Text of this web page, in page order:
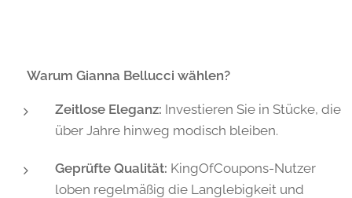
💡 Warum Gianna Bellucci wählen?
Zeitlose Eleganz: Investieren Sie in Stücke, die
über Jahre hinweg modisch bleiben.
Geprüfte Qualität: KingOfCoupons-Nutzer
loben regelmäßig die Langlebigkeit und